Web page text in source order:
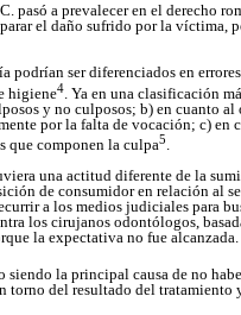
pasó a prevalecer en el derecho
el daño sufrido por la víctima,
ser diferenciados en
higiene4 . Ya en una clasificación
y no culposos; b) en cuanto
por la falta de vocación; c) en
que componen la culpa5
una actitud diferente de la
de consumidor en relación
a los medios judiciales para
los cirujanos odontólogos,
la expectativa no fue alcanzada.
la principal causa de no
torno del resultado del